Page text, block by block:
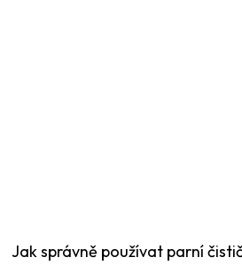
Jak správně používat parní